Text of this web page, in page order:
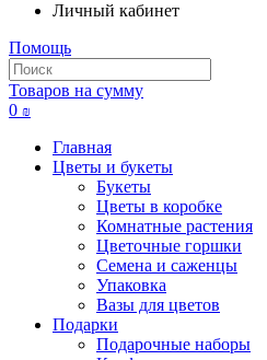
Личный кабинет
Помощь
Товаров на сумму
0 ₪
Главная
Цветы и букеты
Букеты
Цветы в коробке
Комнатные растения
Цветочные горшки
Семена и саженцы
Упаковка
Вазы для цветов
Подарки
Подарочные наборы